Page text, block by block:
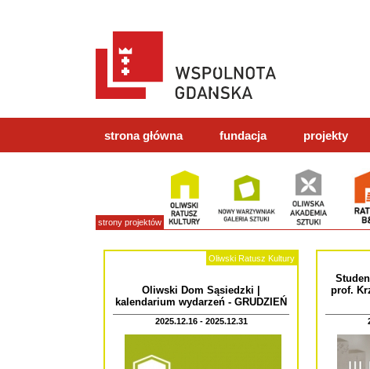
strona główna fundacja projekty
strony projektów
Oliwski Ratusz Kultury
Oliwski Dom Sąsiedzki |
kalendarium wydarzeń - GRUDZIEŃ
2025.12.16 - 2025.12.31
prof.